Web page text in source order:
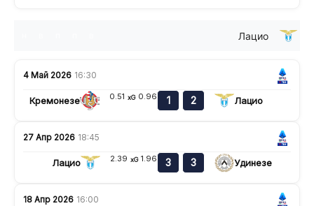
Лацио
4 Май 2026 16:30
Кремонезе 0.51 xG 0.96 1 2 Лацио
27 Апр 2026 18:45
Лацио 2.39 xG 1.96 3 3 Удинезе
18 Апр 2026 16:00